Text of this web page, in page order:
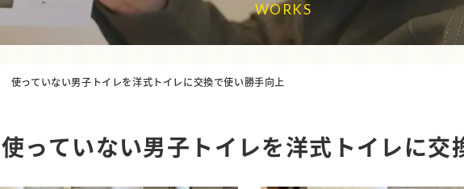
WORKS
使っていない男子トイレを洋式トイレに交換で使い勝手向上
っていない男子トイレを洋式トイレに交